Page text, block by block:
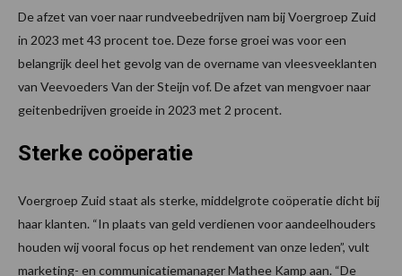
De afzet van voer naar rundveebedrijven nam bij Voergroep Zuid
in 2023 met 43 procent toe. Deze forse groei was voor een
belangrijk deel het gevolg van de overname van vleesveeklanten
van Veevoeders Van der Steijn vof. De afzet van mengvoer naar
geitenbedrijven groeide in 2023 met 2 procent.
Sterke coöperatie
Voergroep Zuid staat als sterke, middelgrote coöperatie dicht bij
haar klanten. “In plaats van geld verdienen voor aandeelhouders
houden wij vooral focus op het rendement van onze leden”, vult
marketing- en communicatiemanager Mathee Kamp aan. “De